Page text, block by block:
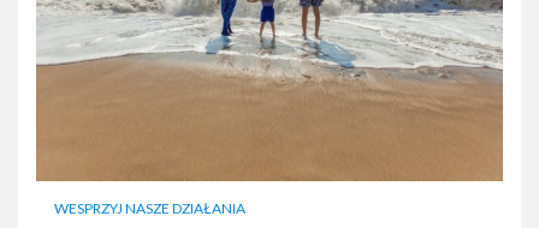
WESPRZYJ NASZE DZIAŁANIA